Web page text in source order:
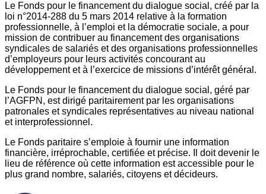
Le Fonds pour le financement du dialogue social, créé par la
loi n°2014-288 du 5 mars 2014 relative à la formation
professionnelle, à l’emploi et la démocratie sociale, a pour
mission de contribuer au financement des organisations
syndicales de salariés et des organisations professionnelles
d’employeurs pour leurs activités concourant au
développement et à l’exercice de missions d’intérêt général.
Le Fonds pour le financement du dialogue social, géré par
l’AGFPN, est dirigé paritairement par les organisations
patronales et syndicales représentatives au niveau national
et interprofessionnel.
Le Fonds paritaire s’emploie à fournir une information
financière, irréprochable, certifiée et précise. Il doit devenir le
lieu de référence où cette information est accessible pour le
plus grand nombre, salariés, citoyens et décideurs.